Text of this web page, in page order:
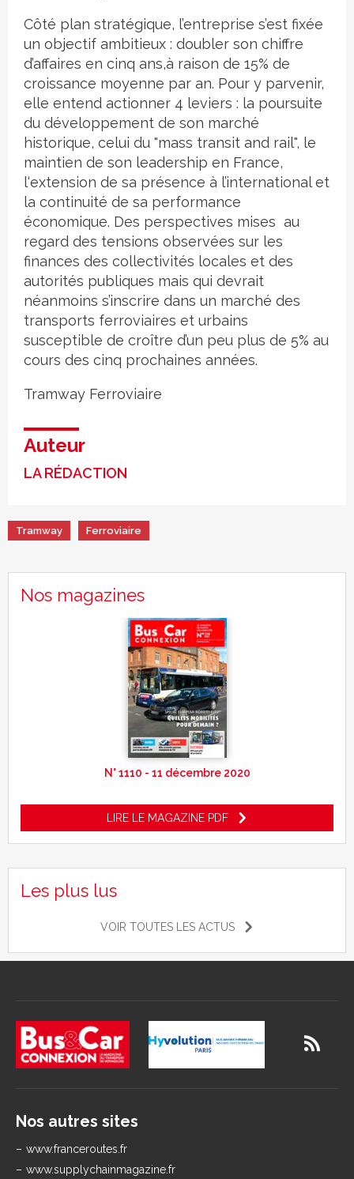
Côté plan stratégique, l’entreprise s’est fixée
un objectif ambitieux : doubler son chiffre
d’affaires en cinq ans,à raison de 15% de
croissance moyenne par an. Pour y parvenir,
elle entend actionner 4 leviers : la poursuite
du développement de son marché
historique, celui du "mass transit and rail", le
maintien de son leadership en France,
l‘extension de sa présence à l’international et
la continuité de sa performance
économique. Des perspectives mises au
regard des tensions observées sur les
finances des collectivités locales et des
autorités publiques mais qui devrait
néanmoins s’inscrire dans un marché des
transports ferroviaires et urbains
susceptible de croître d’un peu plus de 5% au
cours des cinq prochaines années.
Tramway Ferroviaire
Auteur
LA RÉDACTION
Tramway Ferroviaire
Nos magazines
N° 1110 - 11 décembre 2020
LIRE LE MAGAZINE PDF
Les plus lus
VOIR TOUTES LES ACTUS
Nos autres sites
www.franceroutes.fr
www.supplychainmagazine.fr